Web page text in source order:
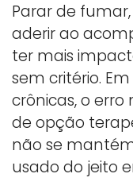
Parar de
aderir ao
ter mais
sem critério.
crônicas, o
de opção
não se
usado do jeito